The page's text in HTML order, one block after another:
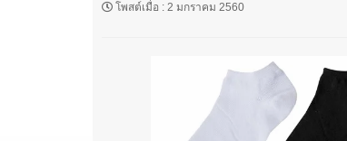
โพสต์เมื่อ : 2 มกราคม 2560